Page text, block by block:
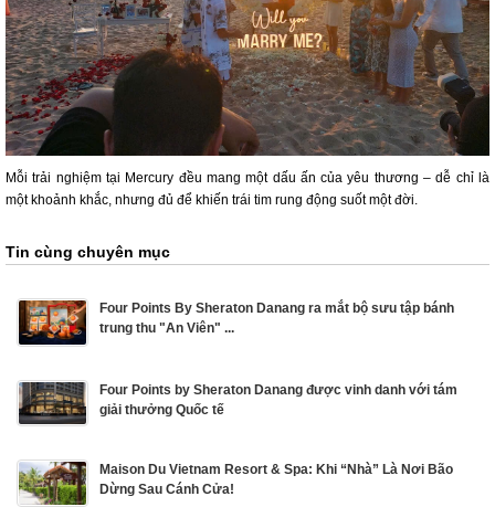
Mỗi trải nghiệm tại Mercury đều mang một dấu ấn của yêu thương – dễ chỉ là
một khoảnh khắc, nhưng đủ để khiến trái tim rung động suốt một đời.
Tin cùng chuyên mục
Four Points By Sheraton Danang ra mắt bộ sưu tập bánh
trung thu "An Viên" ...
Four Points by Sheraton Danang được vinh danh với tám
giải thưởng Quốc tế
Maison Du Vietnam Resort & Spa: Khi “Nhà” Là Nơi Bão
Dừng Sau Cánh Cửa!